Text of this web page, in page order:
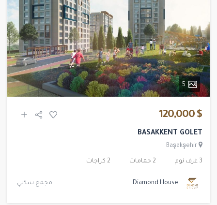
5
$ 120,000
BASAKKENT GOLET
Başakşehir
3 غرف نوم 2 حمامات 2 كراجات
Diamond House مجمع سكني